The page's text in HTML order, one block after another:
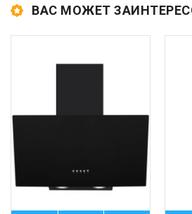
ВАС МОЖЕТ